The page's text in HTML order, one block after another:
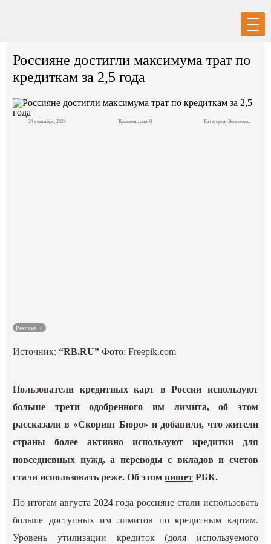
Спецпроекты
Россияне достигли максимума трат по
кредиткам за 2,5 года
24 сентября, 2024 Комментарии: 0 Категория: Экономика
Реклама
Источник:“RB.RU” Фото: Freepik.com
Пользователи кредитных карт в России используют
больше трети одобренного им лимита, об этом
рассказали в «Скоринг Бюро» и добавили, что жители
страны более активно используют кредитки для
повседневных нужд, а переводы с вкладов и счетов
стали использовать реже. Об этомпишет РБК.
По итогам августа 2024 года россияне стали использовать
больше доступных им лимитов по кредитным картам.
Уровень утилизации кредиток (доля используемого